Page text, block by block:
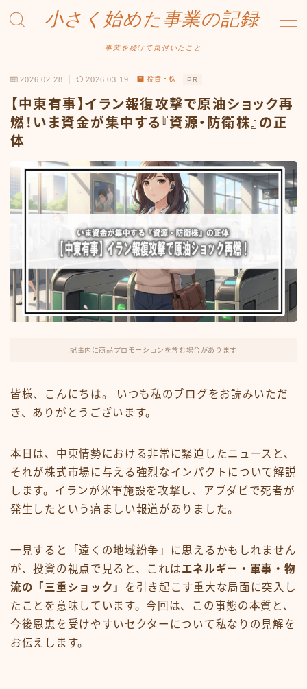
小さく始めた事業の記録
事業を続けて気付いたこと
Amazonせどり
出品ノウハウ
フリマ物販
Yahoo出品
メルカリ販売
投資・株
FX・仮想通貨
リスキング・ラーニング
2026.02.28 2026.03.19 投資・株 PR
【中東有事】イラン報復攻撃で原油ショック再
燃！いま資金が集中する『資源・防衛株』の正
体
記事内に商品プロモーションを含む場合があります
皆様、こんにちは。 いつも私のブログをお読みいただ
き、ありがとうございます。
本日は、中東情勢における非常に緊迫したニュースと、
それが株式市場に与える強烈なインパクトについて解説
します。イランが米軍施設を攻撃し、アブダビで死者が
発生したという痛ましい報道がありました。
一見すると「遠くの地域紛争」に思えるかもしれません
が、投資の視点で見ると、これはエネルギー・軍事・物
流の「三重ショック」 を引き起こす重大な局面に突入し
たことを意味しています。今回は、この事態の本質と、
今後恩恵を受けやすいセクターについて私なりの見解を
お伝えします。